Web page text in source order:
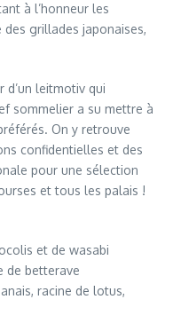
à l’honneur les
grillades japonaises,
d’un leitmotiv qui
sommelier a su mettre à
On y retrouve
confidentielles et des
pour une sélection
et tous les palais !
et de wasabi
de betterave
racine de lotus,